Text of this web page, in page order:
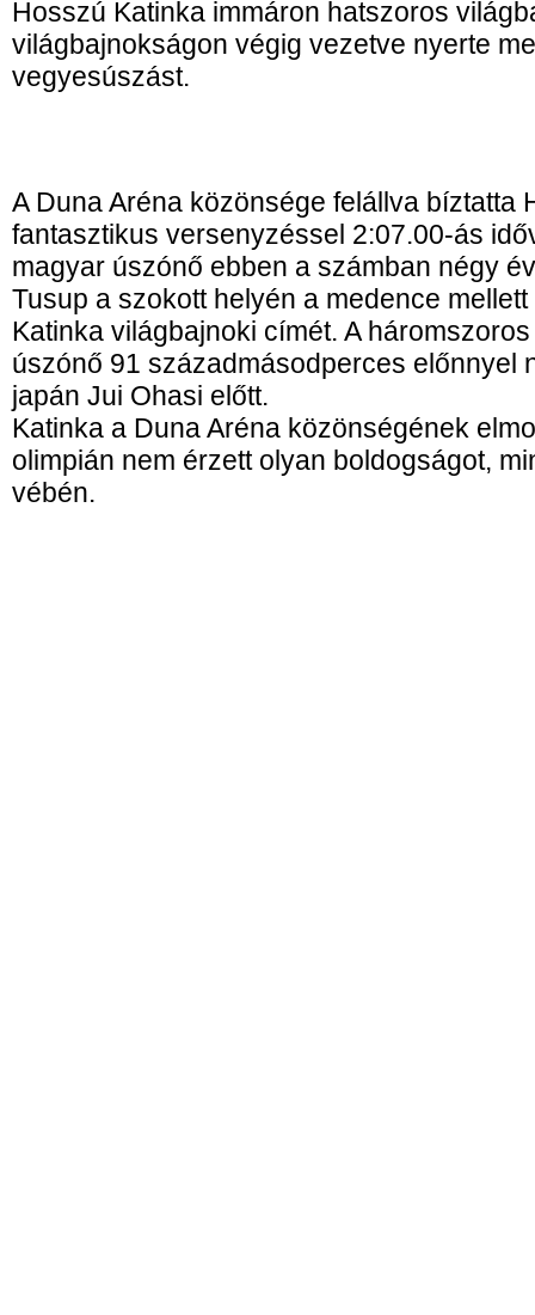
Hosszú Katinka immáron hatszoros
világbajnokságon végig vezetve nyerte
vegyesúszást.
A Duna Aréna közönsége felállva bíztatta
fantasztikus versenyzéssel 2:07.00-ás
magyar úszónő ebben a számban négy
Tusup a szokott helyén a medence
Katinka világbajnoki címét. A
úszónő 91 századmásodperces előnnyel
japán Jui Ohasi előtt.
Katinka a Duna Aréna közönségének
olimpián nem érzett olyan boldogságot,
vébén.